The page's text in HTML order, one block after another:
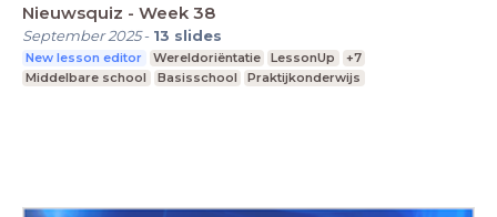
Nieuwsquiz - Week 38
September 2025- 13 slides
New lesson editor Wereldoriëntatie LessonUp
+7
Middelbare school
Basisschool Praktijkonderwijs